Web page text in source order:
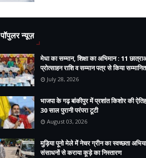
पॉपुलर न्यूज़
मेधा का सम्मान, शिक्षा का अभिमान : 11
प्रोत्साहन राशि व सम्मान पत्र से किया सम्मानित
July 28, 2026
भाजपा के गढ़ बांकीपुर में प्रशांत किशोर की
30 साल पुरानी परंपरा टूटी
August 03, 2026
मुड़िया पूनो मेले में नेचर ग्रीन का स्वच्छता
संसाधनों से कराया कूड़े का निस्तारण